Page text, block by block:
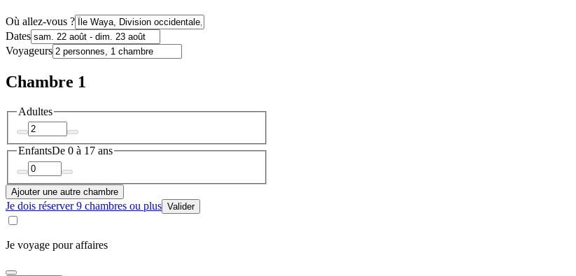
Où allez-vous ?
Dates
Voyageurs
Chambre 1
Adultes
EnfantsDe 0 à 17 ans
Ajouter une autre chambre
Je dois réserver 9 chambres ou plus Valider
Je voyage pour affaires